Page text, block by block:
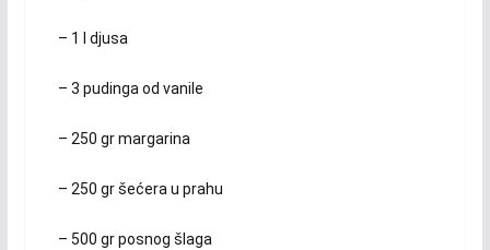
– 1 l djusa
– 3 pudinga od vanile
– 250 gr margarina
– 250 gr šećera u prahu
– 500 gr posnog šlaga